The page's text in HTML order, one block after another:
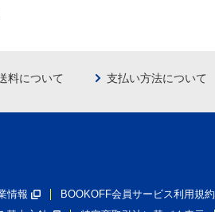
料について 支払い方法について
情報 BOOKOFF会員サービス利用規約